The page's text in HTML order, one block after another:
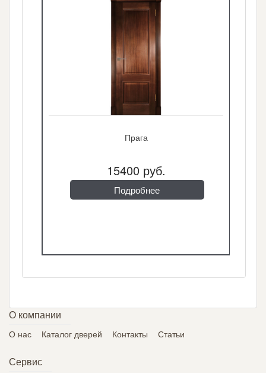
Прага
15400 руб.
Подробнее
О компании
О нас Каталог дверей Контакты Статьи
Сервис